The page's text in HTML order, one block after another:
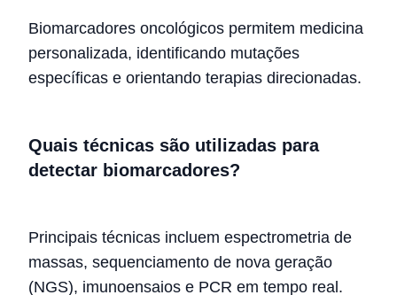
Biomarcadores oncológicos permitem medicina
personalizada, identificando mutações
específicas e orientando terapias direcionadas.
Quais técnicas são utilizadas para
detectar biomarcadores?
Principais técnicas incluem espectrometria de
massas, sequenciamento de nova geração
(NGS), imunoensaios e PCR em tempo real.